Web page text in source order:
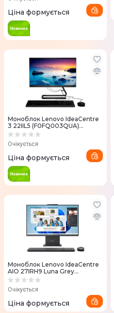
Ціна формується
Моноблок Lenovo IdeaCentre
3 22IIL5 (F0FQ003QUA)
Business Black
Очікується
Ціна формується
Моноблок Lenovo IdeaCentre
AIO 27IRH9 Luna Grey
(F0HM00TPUO)
Очікується
Ціна формується